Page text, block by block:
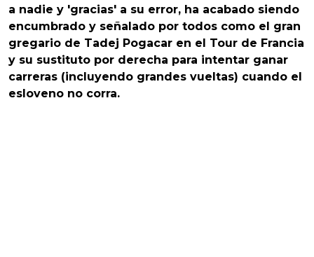
a nadie y 'gracias' a su error, ha acabado siendo
encumbrado y señalado por todos como el gran
gregario de Tadej Pogacar en el Tour de Francia
y su sustituto por derecha para intentar ganar
carreras (incluyendo grandes vueltas) cuando el
esloveno no corra.